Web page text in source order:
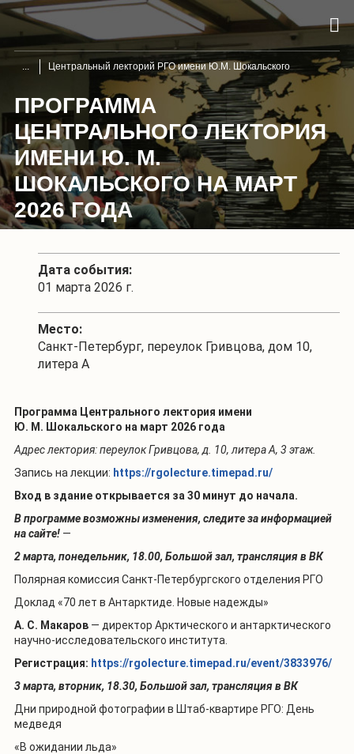
Центральный лекторий РГО имени Ю.М. Шокальского
ПРОГРАММА
ЦЕНТРАЛЬНОГО ЛЕКТОРИЯ
ИМЕНИ Ю. М.
ШОКАЛЬСКОГО НА МАРТ
2026 ГОДА
Дата события:
01 марта 2026 г.
Место:
Санкт-Петербург, переулок Гривцова, дом 10,
литера А
Программа Центрального лектория имени
Ю. М. Шокальского на март 2026 года
Адрес лектория: переулок Гривцова, д. 10, литера А, 3 этаж.
Запись на лекции: https://rgolecture.timepad.ru/
Вход в здание открывается за 30 минут до начала.
В программе возможны изменения, следите за информацией
на сайте! —
2 марта, понедельник, 18.00, Большой зал, трансляция в ВК
Полярная комиссия Санкт-Петербургского отделения РГО
Доклад «70 лет в Антарктиде. Новые надежды»
А. С. Макаров — директор Арктического и антарктического
научно-исследовательского института.
Регистрация: https://rgolecture.timepad.ru/event/3833976/
3 марта, вторник, 18.30, Большой зал, трансляция в ВК
Дни природной фотографии в Штаб-квартире РГО: День
медведя
«В ожидании льда»